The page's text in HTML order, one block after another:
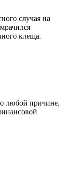
случая на
клеща.
любой причине,